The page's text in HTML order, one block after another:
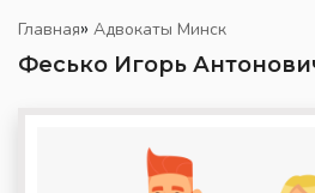
Главная» Адвокаты Минск
Фесько Игорь